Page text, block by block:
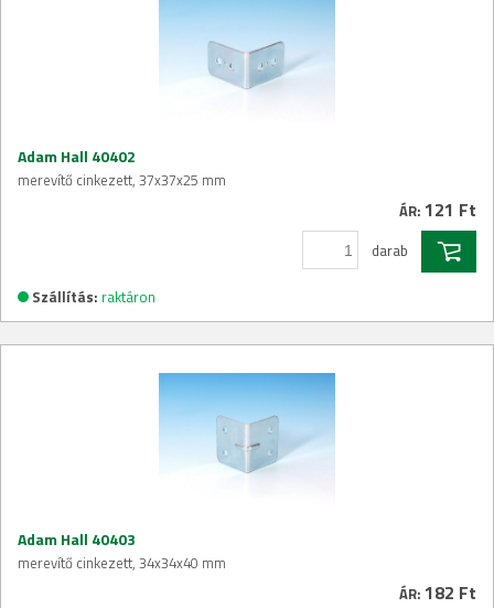
Adam Hall 40402
merevítő cinkezett, 37x37x25 mm
ÁR: 121 Ft
darab
Szállítás: raktáron
Adam Hall 40403
merevítő cinkezett, 34x34x40 mm
ÁR: 182 Ft